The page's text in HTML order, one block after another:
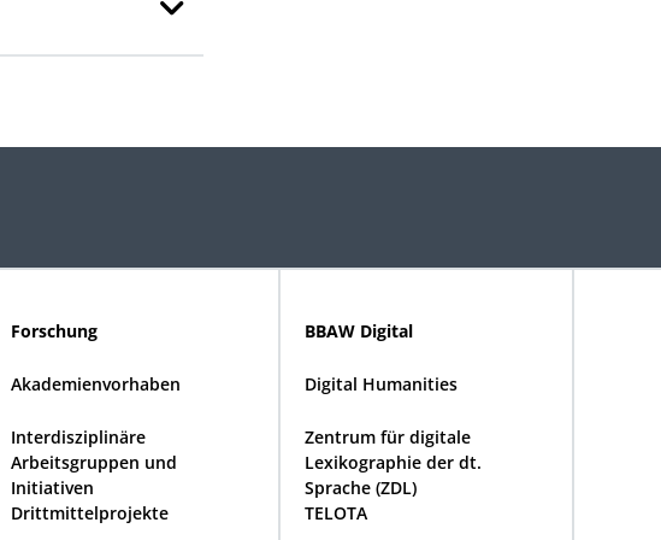
Forschung
Akademienvorhaben
Interdisziplinäre
Arbeitsgruppen und
Initiativen
Drittmittelprojekte
BBAW Digital
Digital Humanities
Zentrum für digitale
Lexikographie der dt.
Sprache (ZDL)
TELOTA